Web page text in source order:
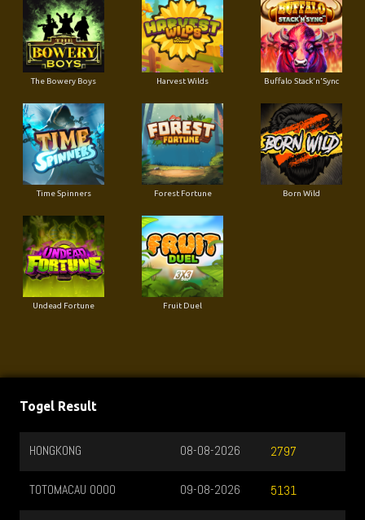
The Bowery Boys Harvest Wilds Buffalo Stack'n'Sync
Time Spinners Forest Fortune Born Wild
Undead Fortune Fruit Duel
Togel Result
HONGKONG 2797
08-08-2026
TOTOMACAU 0000 5131
09-08-2026